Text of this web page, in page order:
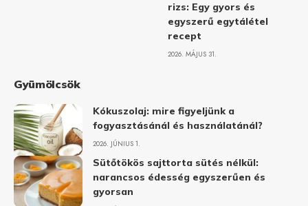
rizs: Egy gyors és
egyszerű egytálétel
recept
2026. MÁJUS 31.
Gyümölcsök
Kókuszolaj: mire figyeljünk a
fogyasztásánál és használatánál?
2026. JÚNIUS 1.
Sütőtökös sajttorta sütés nélkül:
narancsos édesség egyszerűen és
gyorsan